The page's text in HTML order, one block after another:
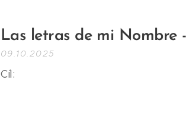
Las letras de mi Nombre
09.10.2025
Cíl: